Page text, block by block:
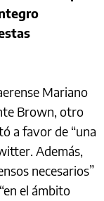
Mariano
Brown, otro
a favor de “una
Además,
necesarios”
el ámbito